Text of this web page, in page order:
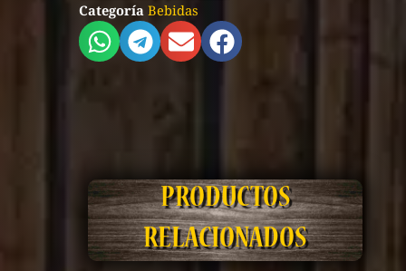
Categoría Bebidas
PRODUCTOS
RELACIONADOS